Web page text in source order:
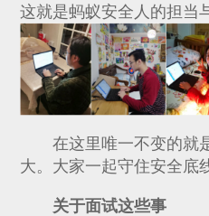
这就是蚂蚁安全人的担当
在这里唯一不变的就
大。大家一起守住安全底
关于面试这些事